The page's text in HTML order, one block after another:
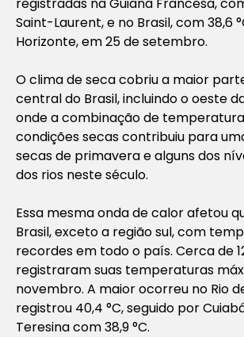
Saint-Laurent, e no Brasil, com 38,6
Horizonte, em 25 de setembro.
O clima de seca cobriu a maior
central do Brasil, incluindo o oeste
onde a combinação de
condições secas contribuiu para
secas de primavera e alguns dos
dos rios neste século.
Essa mesma onda de calor afetou
Brasil, exceto a região sul, com
recordes em todo o país. Cerca de
registraram suas temperaturas
novembro. A maior ocorreu no Rio
registrou 40,4 °C, seguido por
Teresina com 38,9 °C.